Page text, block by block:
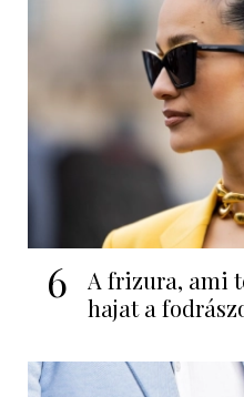
6
A frizura, ami
hajat a